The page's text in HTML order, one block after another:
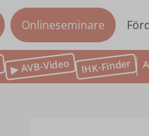
Onlineseminare
▶ AVB-Video IHK-Finder